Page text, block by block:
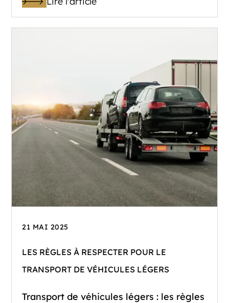
21 MAI 2025
LES RÈGLES À RESPECTER POUR LE
TRANSPORT DE VÉHICULES LÉGERS
Transport de véhicules légers : les règles